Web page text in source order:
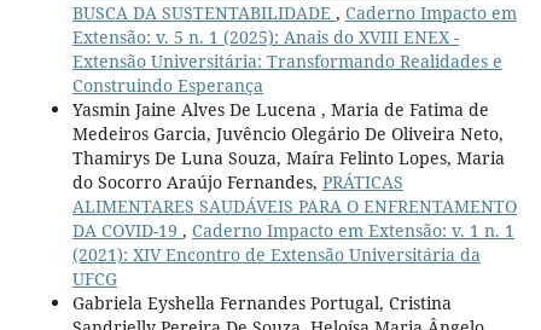
BUSCA DA SUSTENTABILIDADE , Caderno Impacto em
Extensão: v. 5 n. 1 (2025): Anais do XVIII ENEX -
Extensão Universitária: Transformando Realidades e
Construindo Esperança
Yasmin Jaine Alves De Lucena , Maria de Fatima de
Medeiros Garcia, Juvêncio Olegário De Oliveira Neto,
Thamirys De Luna Souza, Maíra Felinto Lopes, Maria
do Socorro Araújo Fernandes, PRÁTICAS
ALIMENTARES SAUDÁVEIS PARA O ENFRENTAMENTO
DA COVID-19 , Caderno Impacto em Extensão: v. 1 n. 1
(2021): XIV Encontro de Extensão Universitária da
UFCG
Gabriela Eyshella Fernandes Portugal, Cristina